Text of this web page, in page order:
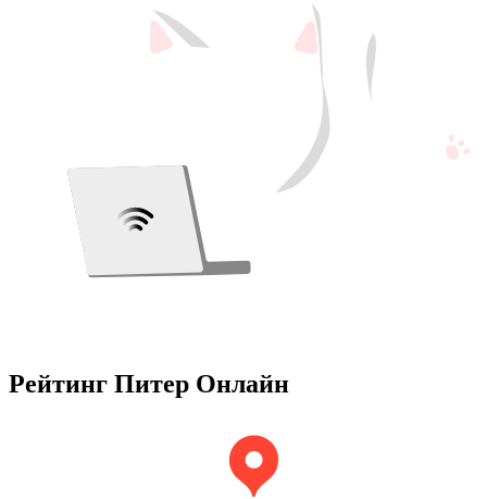
Рейтинг Питер Онлайн